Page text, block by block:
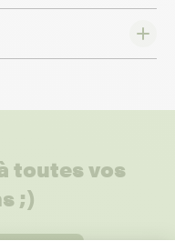
toutes vos
;)